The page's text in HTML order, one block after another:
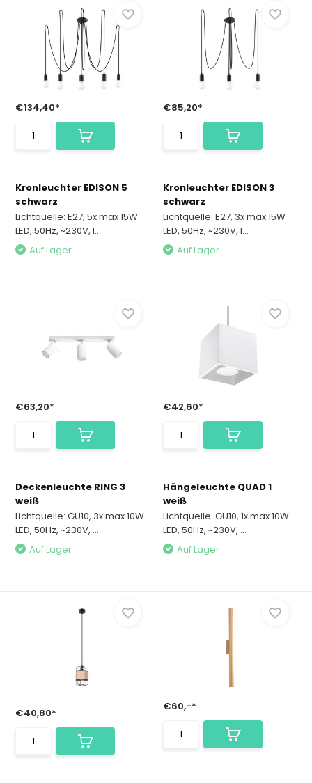
€134,40*
Kronleuchter EDISON 5
schwarz
Lichtquelle: E27, 5x max 15W
LED, 50Hz, ~230V, I...
Auf Lager
€85,20*
Kronleuchter EDISON 3
schwarz
Lichtquelle: E27, 3x max 15W
LED, 50Hz, ~230V, I...
Auf Lager
€63,20*
Deckenleuchte RING 3
weiß
Lichtquelle: GU10, 3x max 10W
LED, 50Hz, ~230V, ...
Auf Lager
€42,60*
Hängeleuchte QUAD 1
weiß
Lichtquelle: GU10, 1x max 10W
LED, 50Hz, ~230V, ...
Auf Lager
€40,80*
€60,-*